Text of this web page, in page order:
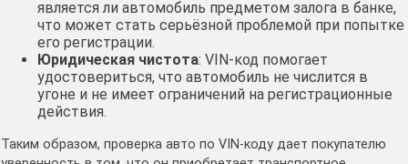
является ли автомобиль предметом залога в банке,
что может стать серьёзной проблемой при попытке
его регистрации.
Юридическая чистота: VIN-код помогает
удостовериться, что автомобиль не числится в
угоне и не имеет ограничений на регистрационные
действия.
Таким образом, проверка авто по VIN-коду дает покупателю